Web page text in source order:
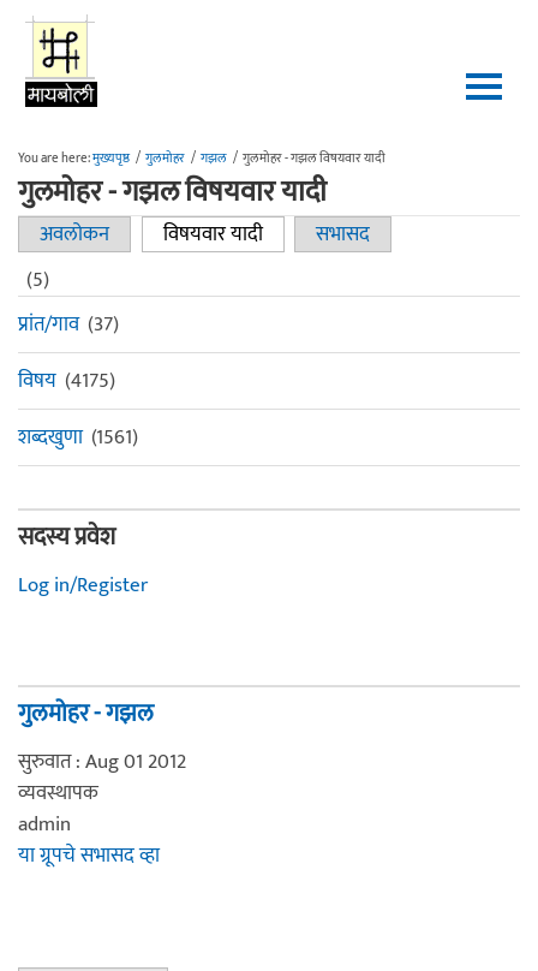
Skip to main content
You are here:मुख्यपृष्ठ / गुलमोहर / गझल / गुलमोहर - गझल विषयवार यादी
गुलमोहर - गझल विषयवार यादी
Primary tabs
अवलोकन विषयवार यादी(active tab)
सभासद
(5)
प्रांत/गाव (37)
विषय (4175)
शब्दखुणा (1561)
सदस्य प्रवेश
Log in/Register
गुलमोहर - गझल
सुरुवात : Aug 01 2012
व्यवस्थापक
admin
या ग्रूपचे सभासद व्हा